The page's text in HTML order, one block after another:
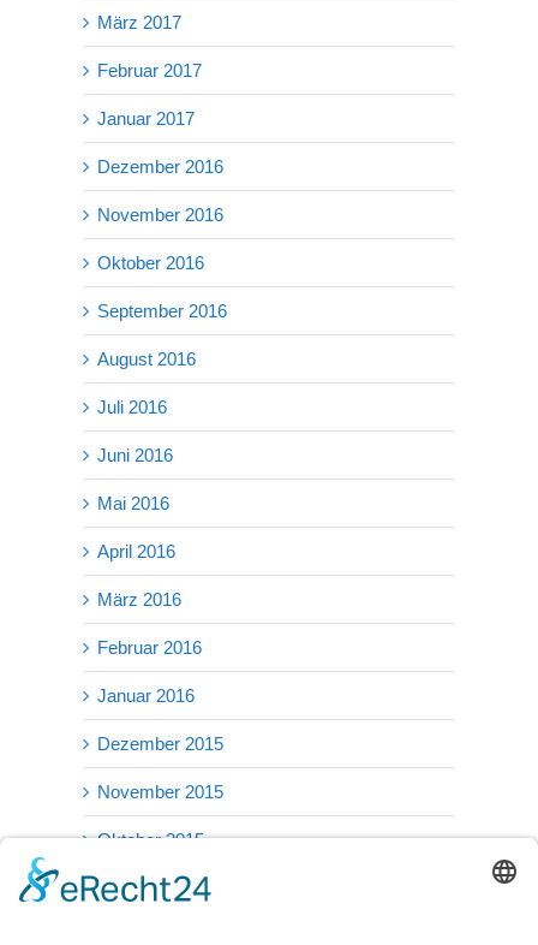
März 2017
Februar 2017
Januar 2017
Dezember 2016
November 2016
Oktober 2016
September 2016
August 2016
Juli 2016
Juni 2016
Mai 2016
April 2016
März 2016
Februar 2016
Januar 2016
Dezember 2015
November 2015
Oktober 2015
September 2015